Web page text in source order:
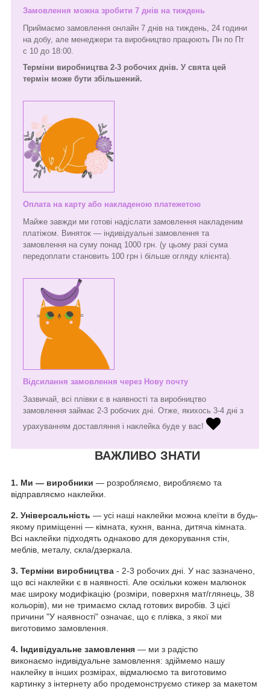
Замовлення можна зробити 7 днів на тиждень
Приймаємо замовлення онлайн 7 днів на тиждень, 24 години
на добу, але менеджери та виробництво працюють Пн по Пт
с 10 до 18:00.
Терміни виробництва 2-3 робочих днів. У свята цей
термін може бути збільшений.
Оплата на карту або накладеною платежетою
Майже завжди ми готові надіслати замовлення накладеним
платіжом. Виняток — індивідуальні замовлення та
замовлення на суму понад 1000 грн. (у цьому разі сума
передоплати становить 100 грн і більше огляду клієнта).
Відсилання замовлення через Нову почту
Зазвичай, всі плівки є в наявності та виробництво
замовлення займає 2-3 робочих дні. Отже, якихось 3-4 дні з
урахуванням доставляння і наклейка буде у вас!
ВАЖЛИВО ЗНАТИ
1. Ми — виробники — розробляємо, виробляємо та
відправляємо наклейки.
2. Універсальність — усі наші наклейки можна клеїти в будь-
якому приміщенні — кімната, кухня, ванна, дитяча кімната.
Всі наклейки підходять однаково для декорування стін,
меблів, металу, скла/дзеркала.
3. Терміни виробництва - 2-3 робочих дні. У нас зазначено,
що всі наклейки є в наявності. Але оскільки кожен малюнок
має широку модифікацію (розміри, поверхня мат/глянець, 38
кольорів), ми не тримаємо склад готових виробів. З цієї
причини "У наявності" означає, що є плівка, з якої ми
виготовимо замовлення.
4. Індивідуальне замовлення — ми з радістю
виконаємо індивідуальне замовлення: здіймемо нашу
наклейку в інших розмірах, відмалюємо та виготовимо
картинку з інтернету або продемонструємо стикер за макетом